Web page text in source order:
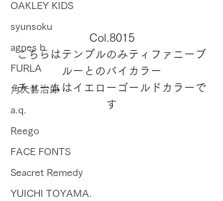
OAKLEY KIDS
syunsoku
agnes b.
FURLA
角矢甚治郎
a.q.
Reego
FACE FONTS
Seacret Remedy
YUICHI TOYAMA.
Col.8015
こちらはテンプルのみティファニーブ
ルーとのバイカラー
チャームはイエローゴールドカラーで
す